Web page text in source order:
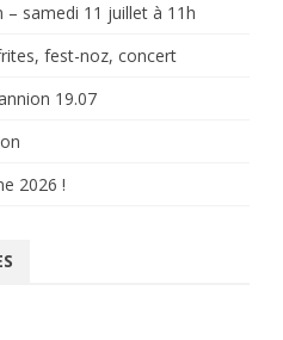
samedi 11 juillet à 11h
fest-noz, concert
19.07
2026 !